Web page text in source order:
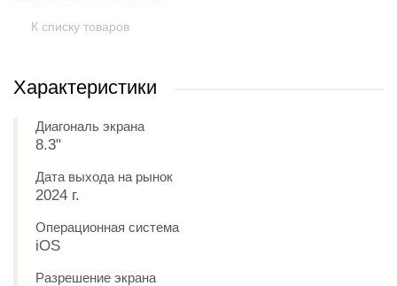
К списку товаров
Характеристики
Диагональ экрана
8.3"
Дата выхода на рынок
2024 г.
Операционная система
iOS
Разрешение экрана